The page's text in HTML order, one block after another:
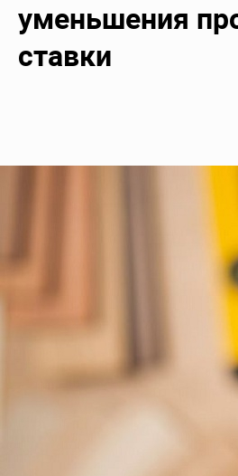
уменьшения
ставки